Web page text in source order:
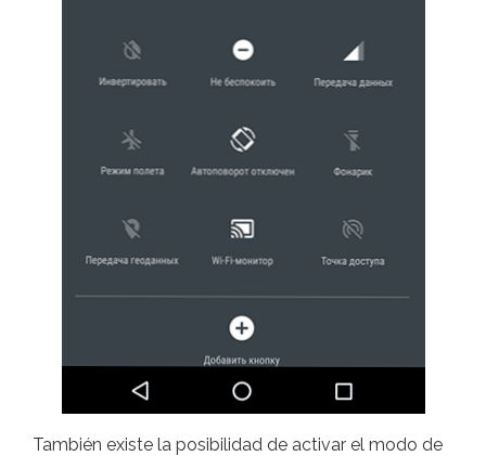
También existe la posibilidad de activar el modo de